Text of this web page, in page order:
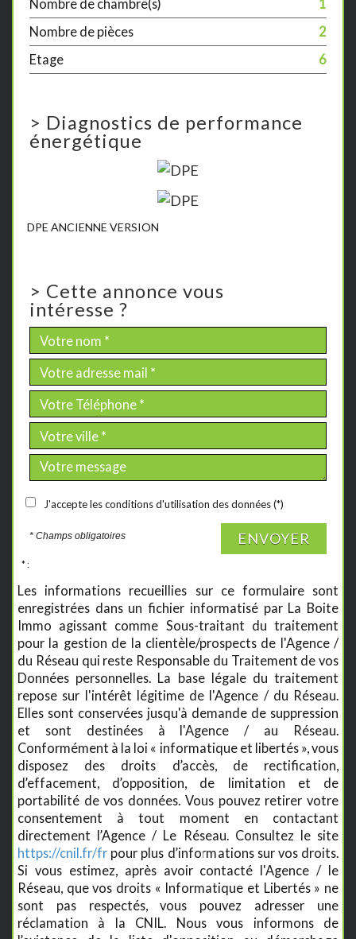
Nombre de chambre(s)
1
Nombre de pièces
2
Etage
6
> Diagnostics de performance
énergétique
DPE ANCIENNE VERSION
> Cette annonce vous
intéresse ?
J'accepte les conditions d'utilisation des données (*)
* Champs obligatoires ENVOYER
* :
Les informations recueillies sur ce formulaire sont
enregistrées dans un fichier informatisé par La Boite
Immo agissant comme Sous-traitant du traitement
pour la gestion de la clientèle/prospects de l'Agence /
du Réseau qui reste Responsable du Traitement de vos
Données personnelles. La base légale du traitement
repose sur l'intérêt légitime de l'Agence / du Réseau.
Elles sont conservées jusqu'à demande de suppression
et sont destinées à l'Agence / au Réseau.
Conformément à la loi « informatique et libertés », vous
disposez des droits d’accès, de rectification,
d’effacement, d’opposition, de limitation et de
portabilité de vos données. Vous pouvez retirer votre
consentement à tout moment en contactant
directement l’Agence / Le Réseau. Consultez le site
https://cnil.fr/fr pour plus d’informations sur vos droits.
Si vous estimez, après avoir contacté l'Agence / le
Réseau, que vos droits « Informatique et Libertés » ne
sont pas respectés, vous pouvez adresser une
réclamation à la CNIL. Nous vous informons de